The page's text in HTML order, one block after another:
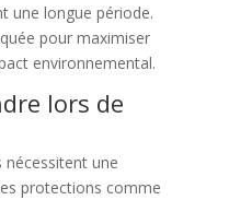
une longue période.
pour maximiser
environnemental.
lors de
nécessitent une
protections comme